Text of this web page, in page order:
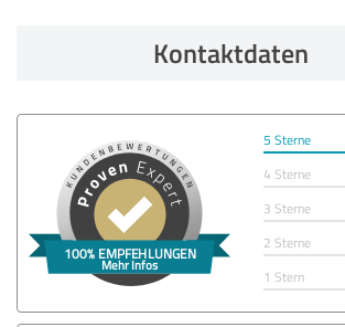
Kontaktdaten
5 Sterne
4 Sterne
3 Sterne
2 Sterne
1 Stern